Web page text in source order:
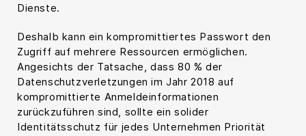
Dienste.
Deshalb kann ein kompromittiertes Passwort den
Zugriff auf mehrere Ressourcen ermöglichen.
Angesichts der Tatsache, dass 80 % der
Datenschutzverletzungen im Jahr 2018 auf
kompromittierte Anmeldeinformationen
zurückzuführen sind, sollte ein solider
Identitätsschutz für jedes Unternehmen Priorität